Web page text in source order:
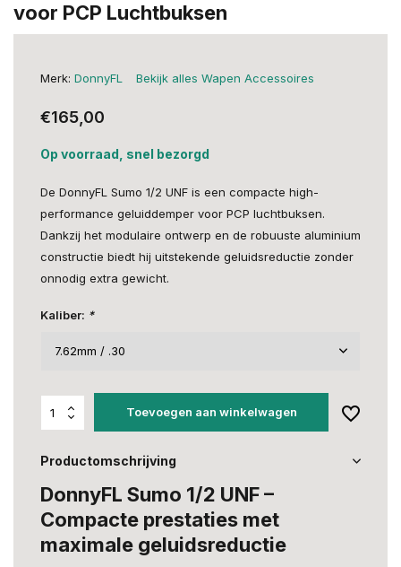
voor PCP Luchtbuksen
Merk: DonnyFL Bekijk alles Wapen Accessoires
€165,00
Op voorraad, snel bezorgd
De DonnyFL Sumo 1/2 UNF is een compacte high-
performance geluiddemper voor PCP luchtbuksen.
Dankzij het modulaire ontwerp en de robuuste aluminium
constructie biedt hij uitstekende geluidsreductie zonder
onnodig extra gewicht.
Kaliber: *
Toevoegen aan winkelwagen
Productomschrijving
DonnyFL Sumo 1/2 UNF –
Compacte prestaties met
maximale geluidsreductie